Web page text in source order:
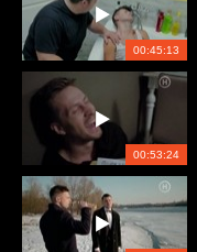
00:45:13
00:53:24